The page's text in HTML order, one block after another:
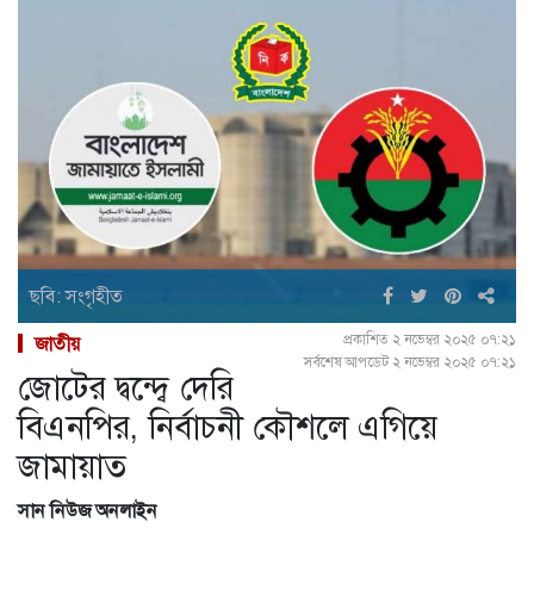
ছবি: সংগৃহীত
জাতীয়
প্রকাশিত ২ নভেম্বর ২০২৫ ০৭:২১
সর্বশেষ আপডেট ২ নভেম্বর ২০২৫ ০৭:২১
জোটের দ্বন্দ্বে দেরি
বিএনপির, নির্বাচনী কৌশলে এগিয়ে
জামায়াত
সান নিউজ অনলাইন